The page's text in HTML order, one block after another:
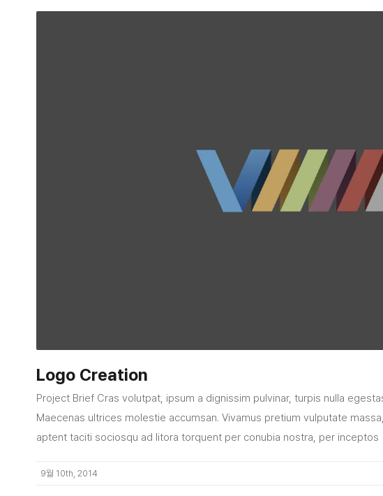
Logo Creation
Project Brief Cras volutpat, ipsum a dignissim pulvinar, turpis nulla
Maecenas ultrices molestie accumsan. Vivamus pretium vulputate
aptent taciti sociosqu ad litora torquent per conubia nostra, per inceptos
9월 10th, 2014